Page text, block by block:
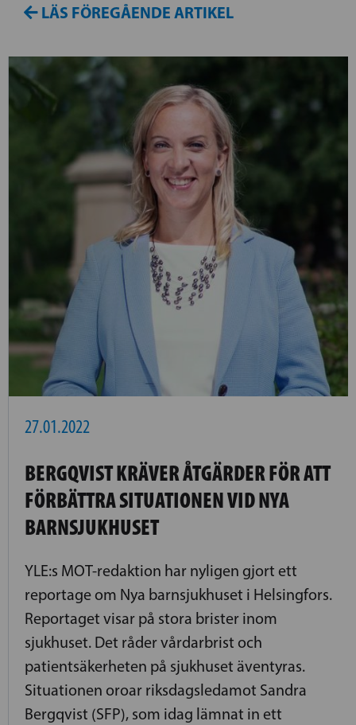
LÄS FÖREGÅENDE ARTIKEL
27.01.2022
BERGQVIST KRÄVER ÅTGÄRDER FÖR ATT
FÖRBÄTTRA SITUATIONEN VID NYA
BARNSJUKHUSET
YLE:s MOT-redaktion har nyligen gjort ett
reportage om Nya barnsjukhuset i Helsingfors.
Reportaget visar på stora brister inom
sjukhuset. Det råder vårdarbrist och
patientsäkerheten på sjukhuset äventyras.
Situationen oroar riksdagsledamot Sandra
Bergqvist (SFP), som idag lämnat in ett